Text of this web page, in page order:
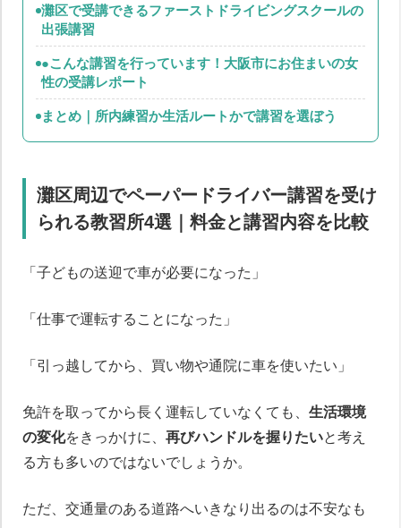
灘区で受講できるファーストドライビングスクールの
出張講習
●こんな講習を行っています！大阪市にお住まいの女
性の受講レポート
まとめ｜所内練習か生活ルートかで講習を選ぼう
灘区周辺でペーパードライバー講習を受け
られる教習所4選｜料金と講習内容を比較
「子どもの送迎で車が必要になった」
「仕事で運転することになった」
「引っ越してから、買い物や通院に車を使いたい」
免許を取ってから長く運転していなくても、 生活環境
の変化をきっかけに、 再びハンドルを握りたいと考え
る方も多いのではないでしょうか。
ただ、交通量のある道路へいきなり出るのは不安なも